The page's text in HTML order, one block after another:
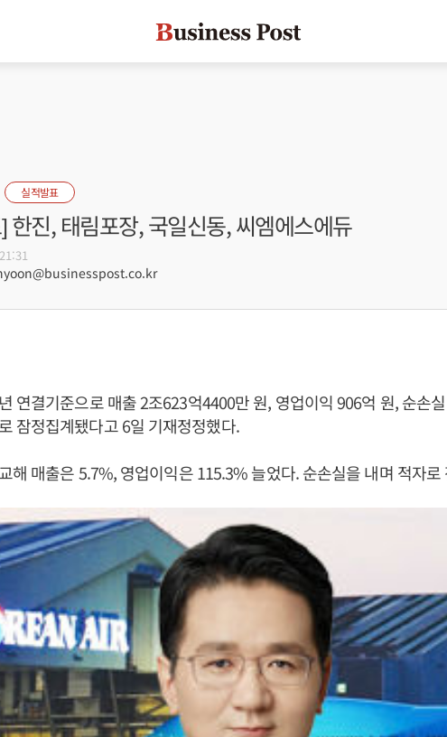
실적발표
한진, 태림포장, 국일신동, 씨엠에스에듀
연결기준으로 매출 2조623억4400만 원, 영업이익 906억 원, 순손
잠정집계됐다고 6일 기재정정했다.
해 매출은 5.7%, 영업이익은 115.3% 늘었다. 순손실을 내며 적자로